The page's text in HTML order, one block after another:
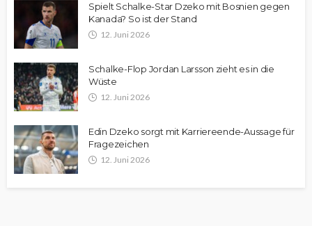
Spielt Schalke-Star Dzeko mit Bosnien gegen
Kanada? So ist der Stand
12. Juni 2026
Schalke-Flop Jordan Larsson zieht es in die
Wüste
12. Juni 2026
Edin Dzeko sorgt mit Karriereende-Aussage für
Fragezeichen
12. Juni 2026